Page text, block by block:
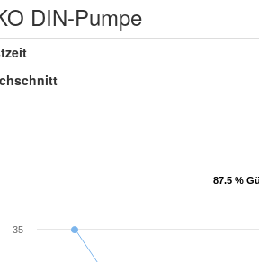
DIN-Pumpe
87.5 %
87.5 %
35